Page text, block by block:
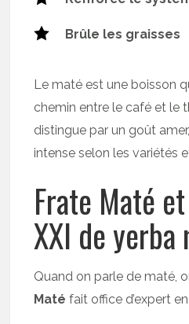
Brûle les graisses
Le maté est une boisson
chemin entre le café et le
distingue par un goût
intense selon les variétés
Frate Maté
XXl de yerba
Quand on parle de maté,
Maté fait office d’expert